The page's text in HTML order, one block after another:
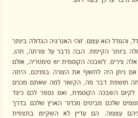
והגודל הוא עצום. זוהי האנרגיה הגדולה ביותר
ביותר הקיימת. הבה נדבר על צורתה, וזהו,
צירים. לשבכה הקוסמית יש סימטריה, אולם
ניתן היה לחשוף את הצורה בפניכם, היתה
חושפת דבר מה, הקשור למה שאתם מכנים
לקיום השבכה הקוסמית, ואנו נספר לכם כיצד
שלכם מביטים מכדור הארץ שלכם בדרך
עצומה. הם עדיין לא השקיפו בתצפית